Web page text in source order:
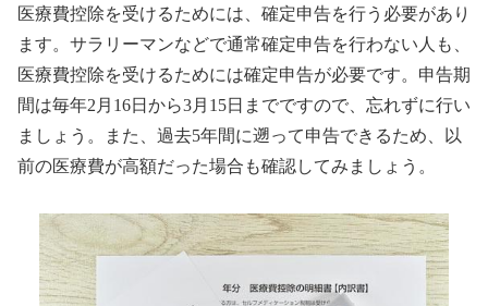
医療費控除を受けるためには、確定申告を行う必要があり
ます。サラリーマンなどで通常確定申告を行わない人も、
医療費控除を受けるためには確定申告が必要です。申告期
間は毎年2月16日から3月15日までですので、忘れずに行い
ましょう。また、過去5年間に遡って申告できるため、以
前の医療費が高額だった場合も確認してみましょう。